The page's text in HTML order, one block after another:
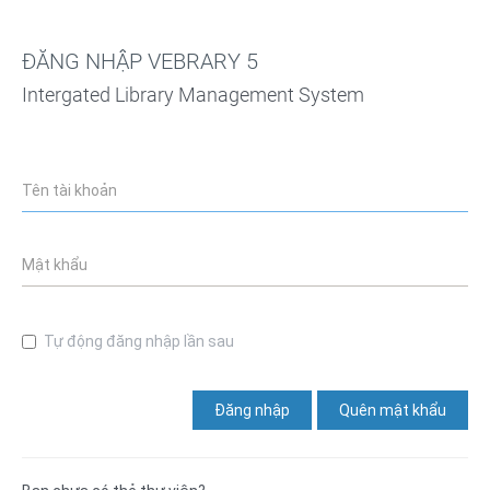
ĐĂNG NHẬP VEBRARY 5
Intergated Library Management System
Tự động đăng nhập lần sau